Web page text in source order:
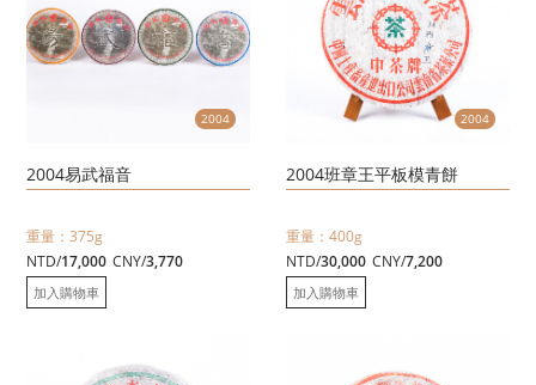
2004
2004易武福音
重量：375g
NTD/17,000 CNY/3,770
加入購物車
2004
2004班章王平板模青餅
重量：400g
NTD/30,000 CNY/7,200
加入購物車